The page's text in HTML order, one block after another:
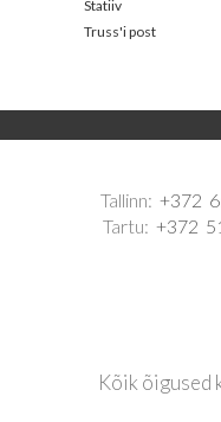
Statiiv
Truss'i post
Tallinn: +372
Tartu: +372
Kõik õigused